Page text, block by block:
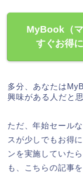
MyBook（
すぐお得
多分、あなたは
興味がある人だと
ただ、年始セール
スが少しでもお得
ンを実施していた
も、こちらの記事